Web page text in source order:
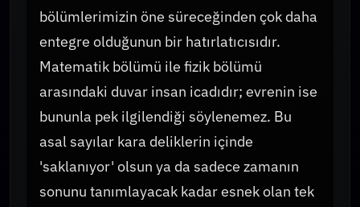
bölümlerimizin öne süreceğinden çok daha
entegre olduğunun bir hatırlatıcısıdır.
Matematik bölümü ile fizik bölümü
arasındaki duvar insan icadıdır; evrenin ise
bununla pek ilgilendiği söylenemez. Bu
asal sayılar kara deliklerin içinde
'saklanıyor' olsun ya da sadece zamanın
sonunu tanımlayacak kadar esnek olan tek